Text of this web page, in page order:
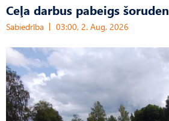
Ceļa darbus pabeigs šoruden
Sabiedrība 03:00, 2. Aug, 2026